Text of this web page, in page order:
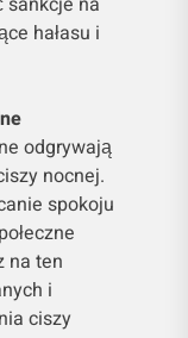
hałasu i
odgrywają
nocnej.
spokoju
na ten
i
ciszy